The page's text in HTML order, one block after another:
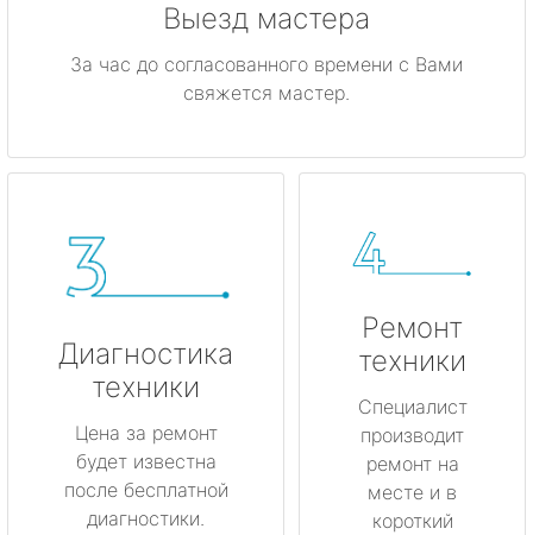
Выезд мастера
За час до согласованного времени с Вами
свяжется мастер.
Диагностика
техники
Цена за ремонт
будет известна
после бесплатной
диагностики.
Ремонт
техники
Специалист
производит
ремонт на
месте и в
короткий